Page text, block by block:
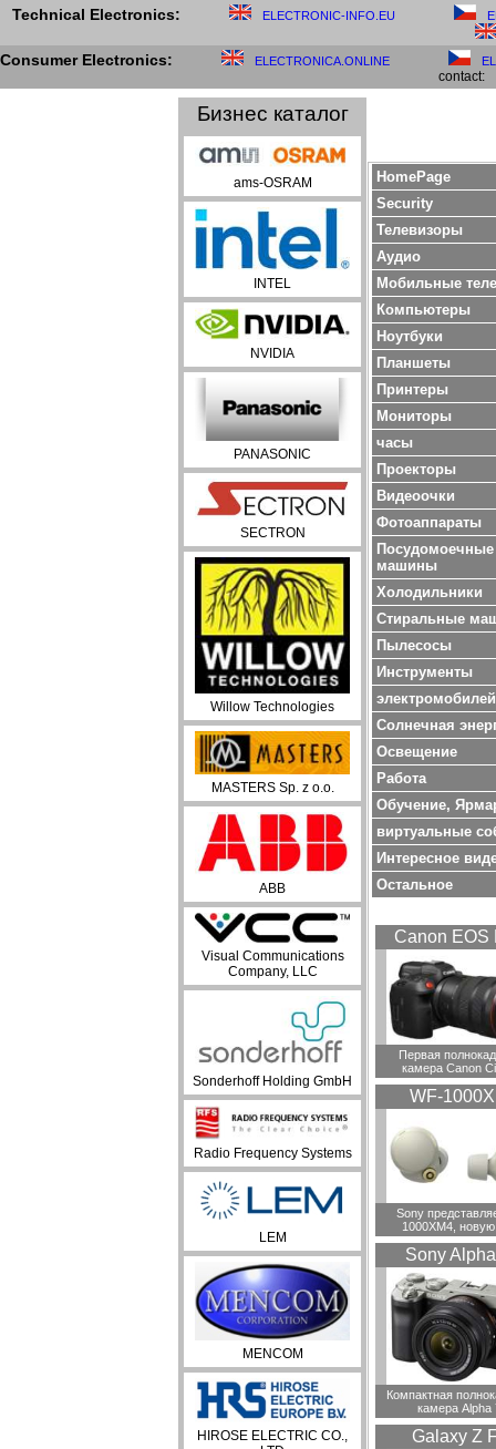
Technical Electronics: ELECTRONIC-INFO.EU
Consumer Electronics: ELECTRONICA.ONLINE
contact:
Бизнес каталог
ams-OSRAM
INTEL
NVIDIA
PANASONIC
SECTRON
Willow Technologies
MASTERS Sp. z o.o.
ABB
Visual Communications
Company, LLC
Sonderhoff Holding GmbH
Radio Frequency Systems
LEM
MENCOM
HIROSE ELECTRIC CO.,
HomePage
Security
Телевизоры
Aудио
Мобильные
Компьютеры
Ноутбуки
Планшеты
Принтеры
Мониторы
часы
Проекторы
Bидеоочки
Фотоаппараты
Посудомоечные
машины
Холодильники
Стиральные
Пылесосы
Инструменты
электромобилей
Солнечная
Oсвещение
Работа
Обучение,
виртуальные
Интересное
Остальное
Canon EOS
Первая
камера Canon
WF-
Sony
1000XM4,
Sony
Компактная
камера Alpha
Galaxy Z